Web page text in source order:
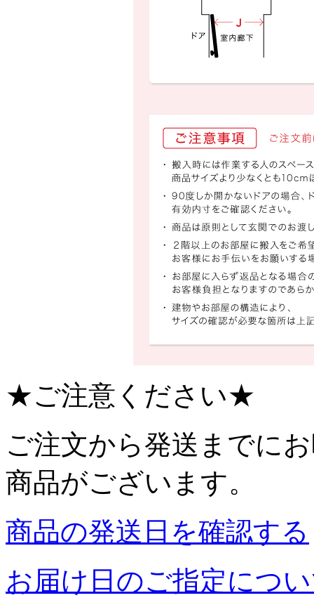
★ご注意ください★
ご注文から発送までに
商品がございます。
商品の発送日を確認する
お届け日のご指定につ